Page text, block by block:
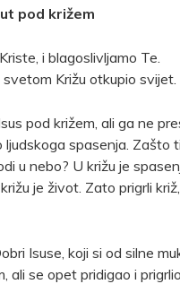
pod križem
i blagoslivljamo Te.
svetom Križu otkupio svijet.
pod križem, ali ga ne
ljudskoga spasenja. Zašto
u nebo? U križu je
je život. Zato prigrli
Isuse, koji si od silne
ali se opet pridigao i